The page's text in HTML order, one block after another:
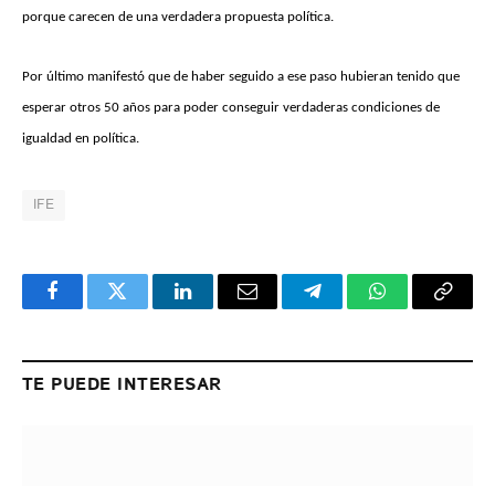
porque carecen de una verdadera propuesta política.
Por último manifestó que de haber seguido a ese paso hubieran tenido que
esperar otros 50 años para poder conseguir verdaderas condiciones de
igualdad en política.
IFE
FacebookTwitter LinkedInEmail TelegramWhatsApp
Copy
TE PUEDE INTERESAR